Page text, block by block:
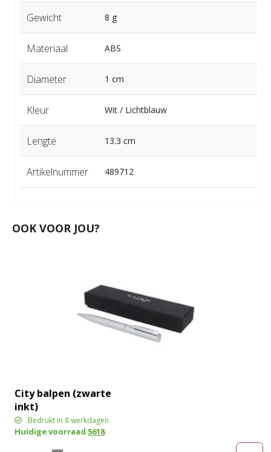
Gewicht 8 g
Materiaal ABS
Diameter 1 cm
Kleur Wit / Lichtblauw
Lengte 13.3 cm
Artikelnummer 489712
OOK VOOR JOU?
City balpen (zwarte
inkt)
Bedrukt in 8 werkdagen
Huidige voorraad 5618